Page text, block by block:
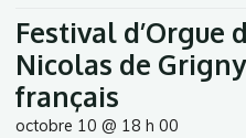
Festival d’Orgue
Nicolas de
français
octobre 10 @ 18 h 00